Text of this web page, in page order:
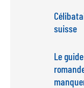
suisse
Le